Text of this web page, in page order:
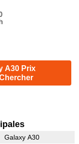
A30 Prix
Galaxy A30